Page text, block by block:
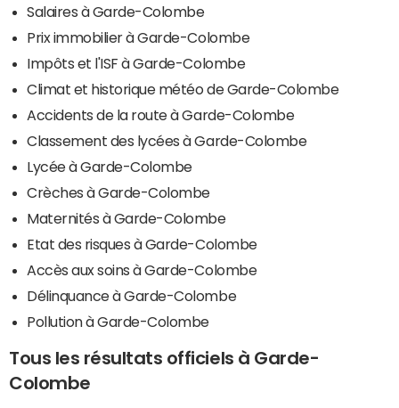
Salaires à Garde-Colombe
Prix immobilier à Garde-Colombe
Impôts et l'ISF à Garde-Colombe
Climat et historique météo de Garde-Colombe
Accidents de la route à Garde-Colombe
Classement des lycées à Garde-Colombe
Lycée à Garde-Colombe
Crèches à Garde-Colombe
Maternités à Garde-Colombe
Etat des risques à Garde-Colombe
Accès aux soins à Garde-Colombe
Délinquance à Garde-Colombe
Pollution à Garde-Colombe
Tous les résultats officiels à Garde-
Colombe